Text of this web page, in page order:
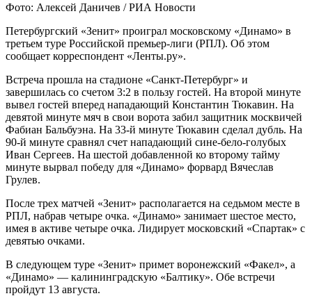
Фото: Алексей Даничев / РИА Новости
Петербургский «Зенит» проиграл московскому «Динамо» в
третьем туре Российской премьер-лиги (РПЛ). Об этом
сообщает корреспондент «Ленты.ру».
Встреча прошла на стадионе «Санкт-Петербург» и
завершилась со счетом 3:2 в пользу гостей. На второй минуте
вывел гостей вперед нападающий Константин Тюкавин. На
девятой минуте мяч в свои ворота забил защитник москвичей
Фабиан Бальбуэна. На 33-й минуте Тюкавин сделал дубль. На
90-й минуте сравнял счет нападающий сине-бело-голубых
Иван Сергеев. На шестой добавленной ко второму тайму
минуте вырвал победу для «Динамо» форвард Вячеслав
Грулев.
После трех матчей «Зенит» располагается на седьмом месте в
РПЛ, набрав четыре очка. «Динамо» занимает шестое место,
имея в активе четыре очка. Лидирует московский «Спартак» с
девятью очками.
В следующем туре «Зенит» примет воронежский «Факел», а
«Динамо» — калининградскую «Балтику». Обе встречи
пройдут 13 августа.